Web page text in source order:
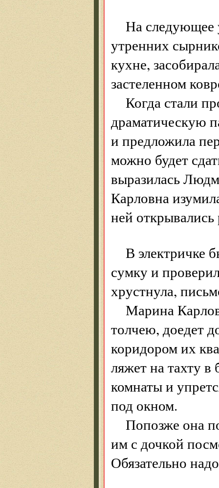
На следующее
утренних
кухне,
застеленном
Когда стали
драматическую
и предложила
можно будет
выразилась
Карловна
ней
В электричке
сумку и
хрустнула,
Марина
толчею, доедет
коридором их
ляжет на тахту в
комнаты и
под окном.
Попозже она
им с дочкой
Обязательно